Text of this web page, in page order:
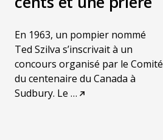
En 1963, un pompier nommé
Ted Szilva s’inscrivait à un
concours organisé par le Comité
du centenaire du Canada à
Sudbury. Le …